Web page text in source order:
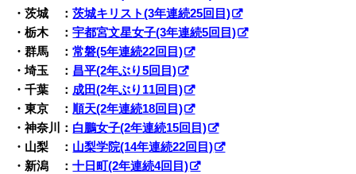
・茨城 ：茨城キリスト(3年連続25回目)
・栃木 ：宇都宮文星女子(3年連続5回目)
・群馬 ：常磐(5年連続22回目)
・埼玉 ： 昌平(2年ぶり5回目)
・千葉 ：成田(2年ぶり11回目)
・東京 ： 順天(2年連続18回目)
・神奈川： 白鵬女子(2年連続15回目)
・山梨 ： 山梨学院(14年連続22回目)
・新潟 ：十日町(2年連続4回目)